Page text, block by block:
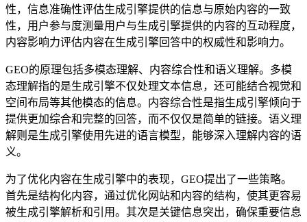
性，信息准确性评估生成引擎提供的信息与原始内容的一致
性，用户参与度测量用户与生成引擎提供的内容的互动程度，
内容影响力评估内容在生成引擎回答中的权威性和影响力。
GEO的原理包括多模态理解、内容综合性和语义理解。多模
态理解指的是生成引擎不仅处理文本信息，还可能结合视觉和
空间布局等其他模态的信息。内容综合性是指生成引擎倾向于
提供更加综合和完整的回答，而不仅仅是简单的链接。语义理
解则是生成引擎使用先进的语言模型，能够深入理解内容的语
义。
为了优化内容在生成引擎中的表现，GEO提出了一些策略。
首先是结构化内容，通过优化网站和内容的结构，使其更容易
被生成引擎解析和引用。其次是关键信息突出，确保重要信息